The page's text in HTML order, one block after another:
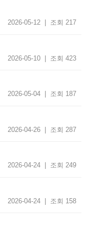
2026-05-12 | 조회 217
2026-05-10 | 조회 423
2026-05-04 | 조회 187
2026-04-26 | 조회 287
2026-04-24 | 조회 249
2026-04-24 | 조회 158